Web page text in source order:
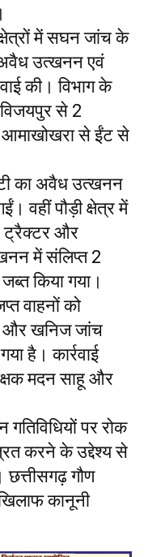
में सघन जांच के
अवैध उत्खनन एवं
की। विभाग के
से 2
आमाखोखरा से ईंट से
का अवैध उत्खनन
वहीं पौड़ी क्षेत्र में
ट्रैक्टर और
में संलिप्त 2
किया गया।
वाहनों को
और खनिज जांच
है। कार्रवाई
मदन साहू और
पर रोक
करने के उद्देश्य से
छत्तीसगढ़ गौण
कानूनी